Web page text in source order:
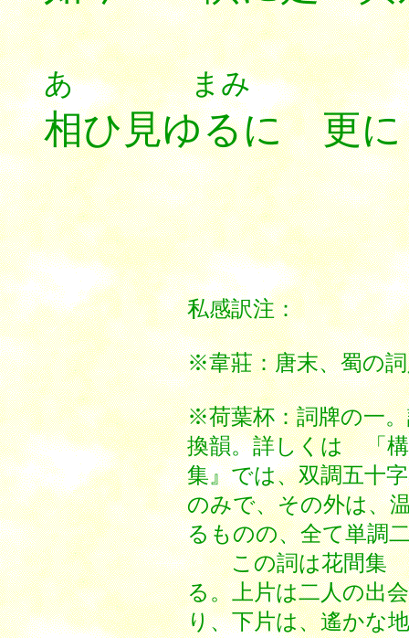
あ ま
相ひ見ゆるに 更
私感訳注：
※韋莊：唐末、蜀の
※荷葉杯：詞牌の一
換韻。詳しくは 「
集』では、双調五十
のみで、その外は、
るものの、全て単調
この詞は花間集 韋
る。上片は二人の出
り、下片は、遙かな